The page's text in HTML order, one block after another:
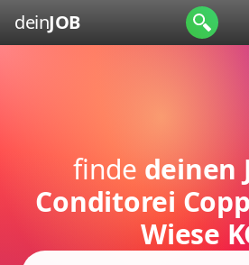
deinJOB
finde deinen
Conditorei
Wiese